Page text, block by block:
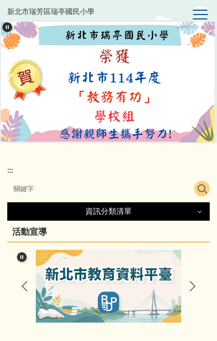
跳
到
主
要
內
區
新北市瑞芳區瑞亭國民小學
:::
資訊分類清單
行政團隊
榮譽事項與學校相關訊息
瑞亭國小臺灣母語日網站
瑞亭臺灣母語資源連結
活動宣導